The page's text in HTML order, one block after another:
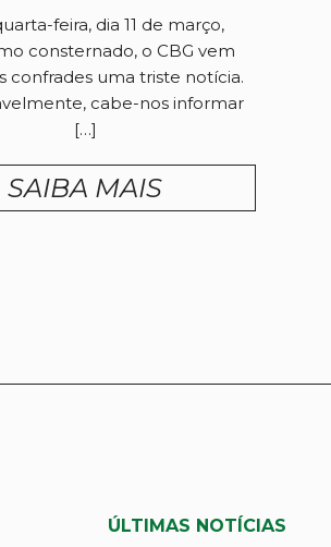
feira, dia 11 de março,
consternado, o CBG vem
confrades uma triste notícia.
cabe-nos informar
[…]
SAIBA MAIS
ÚLTIMAS NOTÍCIAS